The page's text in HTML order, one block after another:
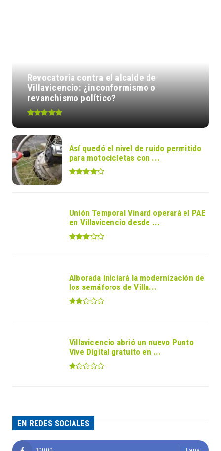
Revocatoria contra el alcalde de
Villavicencio: ¿inconformismo o
revanchismo político?
Así quedó el nivel de ruido permitido
para motocicletas con ...
Unión Temporal Vinard operará el PAE
en Villavicencio desde ...
Alborada iniciará la modernización de
los semáforos de Villa...
Villavicencio abrió un nuevo Punto
Vive Digital gratuito en ...
EN REDES SOCIALES